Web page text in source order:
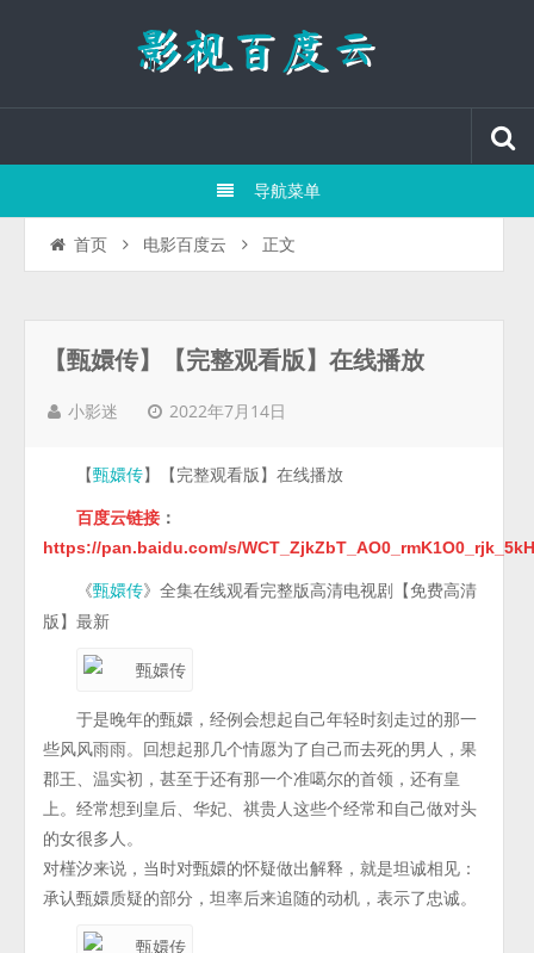
导航菜单
首页 电影百度云 正文
【甄嬛传】【完整观看版】在线播放
小影迷 2022年7月14日
【甄嬛传】【完整观看版】在线播放
百度云链接 ：
https://pan.baidu.com/s/
《甄嬛传》全集在线观看完整版高清电视剧【免费高清
版】最新
于是晚年的甄嬛，经例会想起自己年轻时刻走过的那一
些风风雨雨。回想起那几个情愿为了自己而去死的男人，果
郡王、温实初，甚至于还有那一个准噶尔的首领，还有皇
上。经常想到皇后、华妃、祺贵人这些个经常和自己做对头
的女很多人。
对槿汐来说，当时对甄嬛的怀疑做出解释，就是坦诚相见：
承认甄嬛质疑的部分，坦率后来追随的动机，表示了忠诚。